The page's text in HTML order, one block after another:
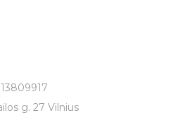
g. 27 Vilnius